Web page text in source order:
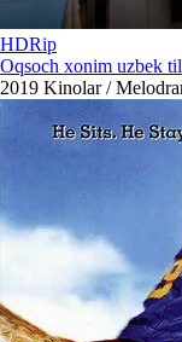
HDRip
Oqsoch xonim uzbek
2019 Kinolar /